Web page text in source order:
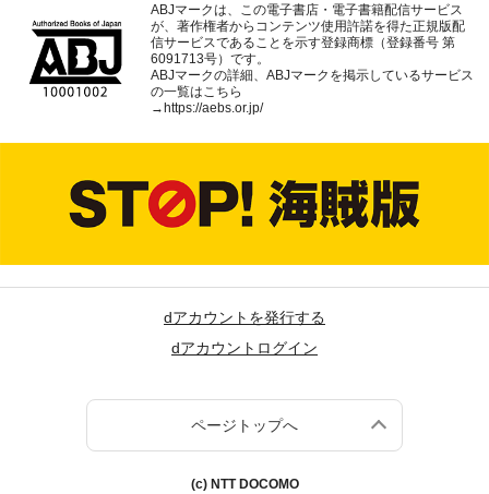
ABJマークは、この電子書店・電子書籍配信サービス
が、著作権者からコンテンツ使用許諾を得た正規版配
信サービスであることを示す登録商標（登録番号 第
6091713号）です。
ABJマークの詳細、ABJマークを掲示しているサービス
の一覧はこちら
→https://aebs.or.jp/
dアカウントを発行する
dアカウントログイン
ページトップへ
(c) NTT DOCOMO